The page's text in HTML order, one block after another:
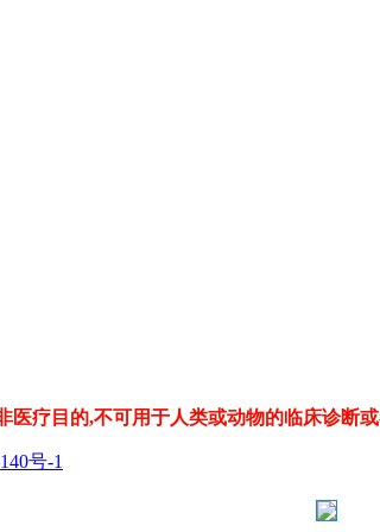
疗目的,不可用于人类或动物的临床诊断或
号-1